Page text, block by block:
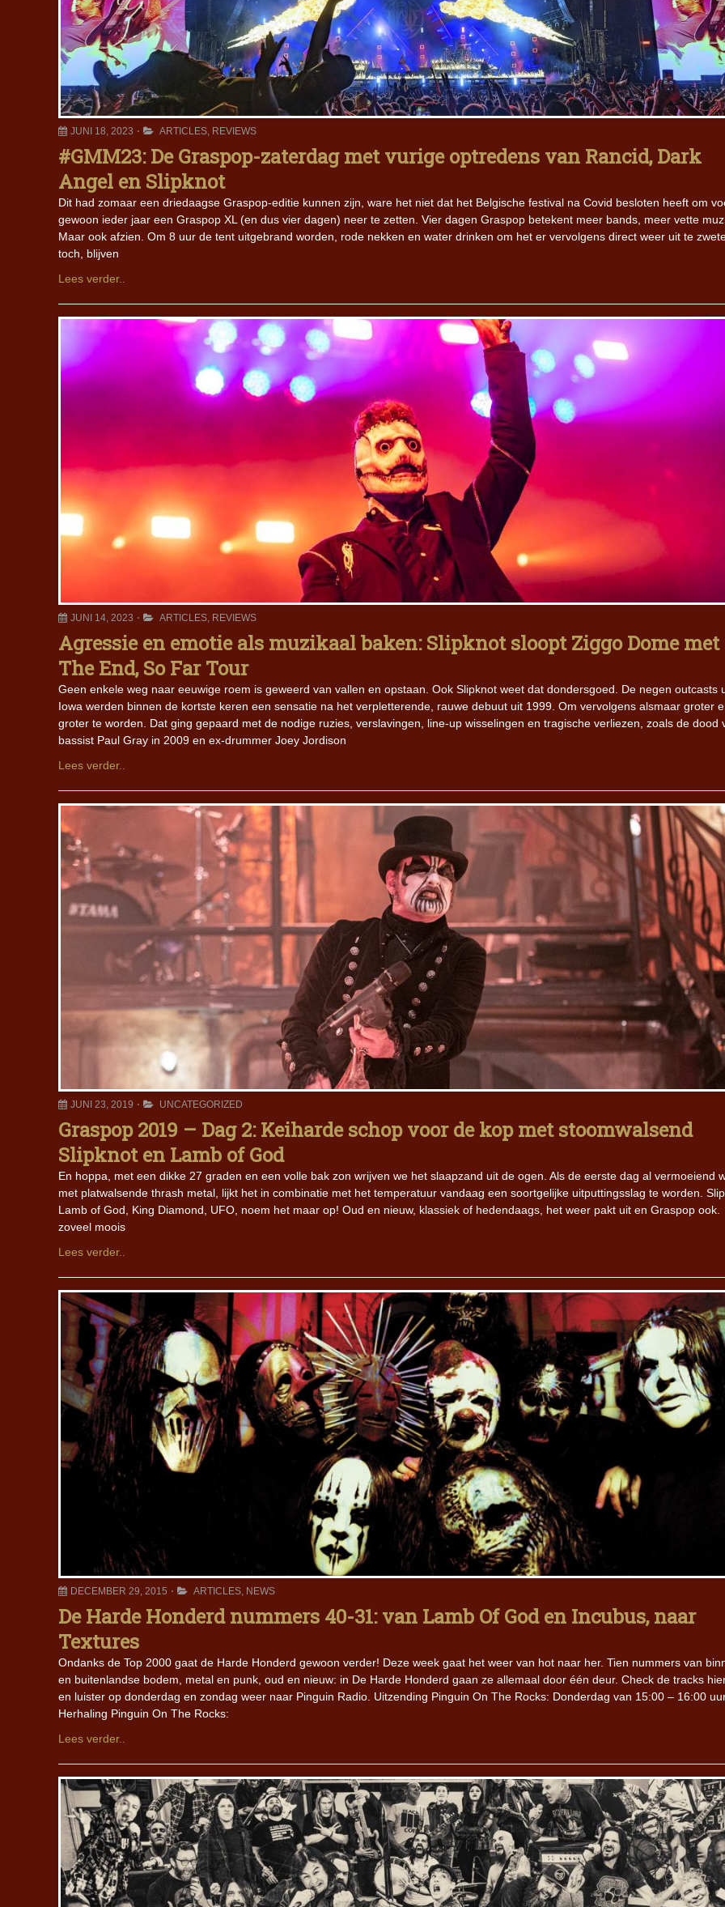
JUNI 18, 2023 ARTICLES, REVIEWS
#GMM23: De Graspop-zaterdag met vurige optredens van Rancid, Dark
Angel en Slipknot
Dit had zomaar een driedaagse Graspop-editie kunnen zijn, ware het niet dat het Belgische festival na Covid besloten heeft om
gewoon ieder jaar een Graspop XL (en dus vier dagen) neer te zetten. Vier dagen Graspop betekent meer bands, meer vette
Maar ook afzien. Om 8 uur de tent uitgebrand worden, rode nekken en water drinken om het er vervolgens direct weer uit te
toch, blijven
Lees verder..
JUNI 14, 2023 ARTICLES, REVIEWS
Agressie en emotie als muzikaal baken: Slipknot sloopt Ziggo Dome met
The End, So Far Tour
Geen enkele weg naar eeuwige roem is geweerd van vallen en opstaan. Ook Slipknot weet dat dondersgoed. De negen outcasts
Iowa werden binnen de kortste keren een sensatie na het verpletterende, rauwe debuut uit 1999. Om vervolgens alsmaar groter
groter te worden. Dat ging gepaard met de nodige ruzies, verslavingen, line-up wisselingen en tragische verliezen, zoals de dood
bassist Paul Gray in 2009 en ex-drummer Joey Jordison
Lees verder..
JUNI 23, 2019 UNCATEGORIZED
Graspop 2019 – Dag 2: Keiharde schop voor de kop met stoomwalsend
Slipknot en Lamb of God
En hoppa, met een dikke 27 graden en een volle bak zon wrijven we het slaapzand uit de ogen. Als de eerste dag al vermoeiend
met platwalsende thrash metal, lijkt het in combinatie met het temperatuur vandaag een soortgelijke uitputtingsslag te worden.
Lamb of God, King Diamond, UFO, noem het maar op! Oud en nieuw, klassiek of hedendaags, het weer pakt uit en Graspop
zoveel moois
Lees verder..
DECEMBER 29, 2015 ARTICLES, NEWS
De Harde Honderd nummers 40-31: van Lamb Of God en Incubus, naar
Textures
Ondanks de Top 2000 gaat de Harde Honderd gewoon verder! Deze week gaat het weer van hot naar her. Tien nummers van
en buitenlandse bodem, metal en punk, oud en nieuw: in De Harde Honderd gaan ze allemaal door één deur. Check de tracks
en luister op donderdag en zondag weer naar Pinguin Radio. Uitzending Pinguin On The Rocks: Donderdag van 15:00 – 16:00
Herhaling Pinguin On The Rocks:
Lees verder..
Futurist en munt Reich and
Roll-stijl